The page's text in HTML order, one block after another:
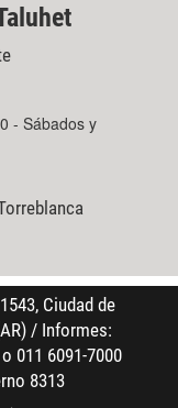
- Sábados y
Ciudad de
/ Informes:
011 6091-7000
8313